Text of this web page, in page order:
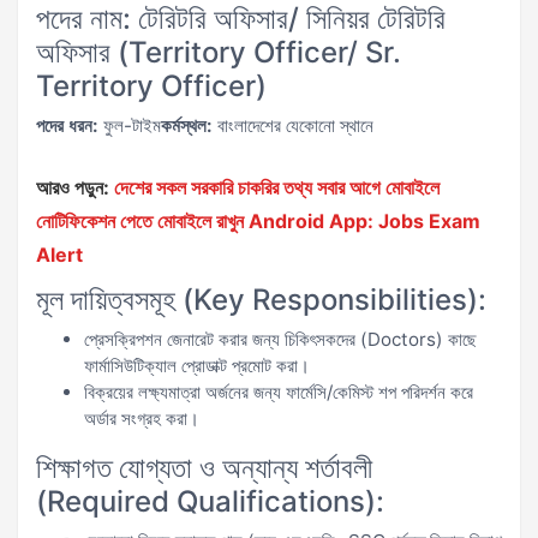
পদের নাম: টেরিটরি অফিসার/ সিনিয়র টেরিটরি
অফিসার (Territory Officer/ Sr.
Territory Officer)
পদের ধরন: ফুল-টাইমকর্মস্থল: বাংলাদেশের যেকোনো স্থানে
আরও পড়ুন: দেশের সকল সরকারি চাকরির তথ্য সবার আগে মোবাইলে
নোটিফিকেশন পেতে মোবাইলে রাখুন Android App: Jobs Exam
Alert
মূল দায়িত্বসমূহ (Key Responsibilities):
প্রেসক্রিপশন জেনারেট করার জন্য চিকিৎসকদের (Doctors) কাছে
ফার্মাসিউটিক্যাল প্রোডাক্ট প্রমোট করা।
বিক্রয়ের লক্ষ্যমাত্রা অর্জনের জন্য ফার্মেসি/কেমিস্ট শপ পরিদর্শন করে
অর্ডার সংগ্রহ করা।
শিক্ষাগত যোগ্যতা ও অন্যান্য শর্তাবলী
(Required Qualifications):